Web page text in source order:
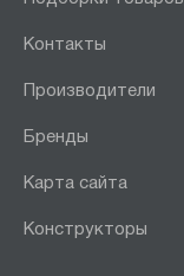
Контакты
Производители
Бренды
Карта сайта
Конструкторы